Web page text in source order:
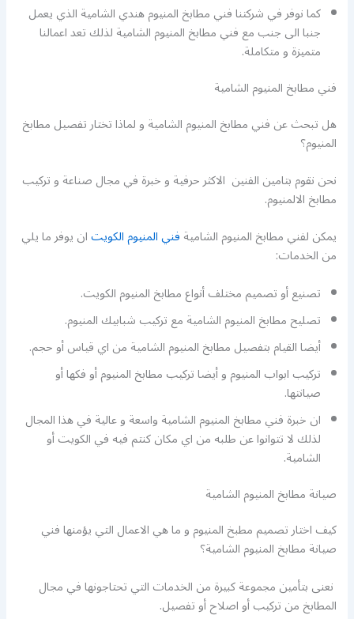
كما نوفر في شركتنا فني مطابخ المنيوم هندي الشامية الذي يعمل
جنبا الى جنب مع فني مطابخ المنيوم الشامية لذلك تعد اعمالنا
متميزة و متكاملة.
فني مطابخ المنيوم الشامية
هل تبحث عن فني مطابخ المنيوم الشامية و لماذا تختار تفصيل مطابخ
المنيوم؟
نحن نقوم بتامين الفنين الاكثر حرفية و خبرة في مجال صناعة و تركيب
مطابخ الالمنيوم.
يمكن لفني مطابخ المنيوم الشاميةفني المنيوم الكويتان يوفر ما يلي
من الخدمات:
تصنيع أو تصميم مختلف أنواع مطابخ المنيوم الكويت.
تصليح مطابخ المنيوم الشامية مع تركيب شبابيك المنيوم.
أيضا القيام بتفصيل مطابخ المنيوم الشامية من اي قياس أو حجم.
تركيب ابواب المنيوم و أيضا تركيب مطابخ المنيوم أو فكها أو
صيانتها.
ان خبرة فني مطابخ المنيوم الشامية واسعة و عالية في هذا المجال
لذلك لا تتوانوا عن طلبه من اي مكان كنتم فيه في الكويت أو
الشامية.
صيانة مطابخ المنيوم الشامية
كيف اختار تصميم مطبخ المنيوم و ما هي الاعمال التي يؤمنها فني
صيانة مطابخ المنيوم الشامية؟
نعنى بتأمين مجموعة كبيرة من الخدمات التي تحتاجونها في مجال
المطابخ من تركيب أو اصلاح أو تفصيل.